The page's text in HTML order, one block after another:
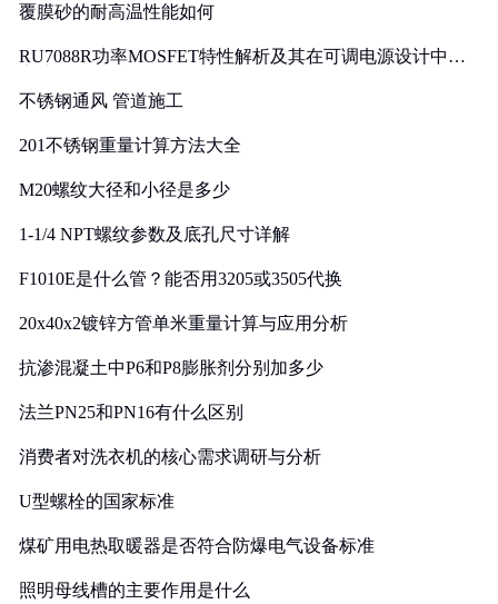
覆膜砂的耐高温性能如何
RU7088R功率MOSFET特性解析及其在可调电源设计中的
不锈钢通风 管道施工
201不锈钢重量计算方法大全
M20螺纹大径和小径是多少
1-1/4 NPT螺纹参数及底孔尺寸详解
F1010E是什么管？能否用3205或3505代换
20x40x2镀锌方管单米重量计算与应用分析
抗渗混凝土中P6和P8膨胀剂分别加多少
法兰PN25和PN16有什么区别
消费者对洗衣机的核心需求调研与分析
U型螺栓的国家标准
煤矿用电热取暖器是否符合防爆电气设备标准
照明母线槽的主要作用是什么